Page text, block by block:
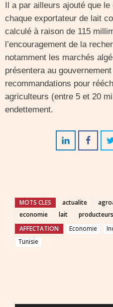
Il a par ailleurs ajouté que
chaque exportateur de lait
calculé à raison de 115
l’encouragement de la
notamment les marchés
présentera au
recommandations pour
agriculteurs (entre 5 et 20
endettement.
MOTS CLES actualite
economie
lait producteurs
AFFECTATION
Economie
Tunisie